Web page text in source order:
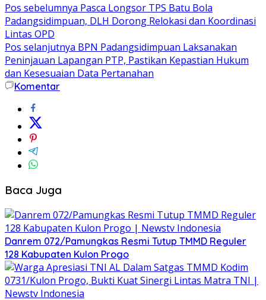
Pos sebelumnya Pasca Longsor TPS Batu Bola
Padangsidimpuan, DLH Dorong Relokasi dan Koordinasi
Lintas OPD
Pos selanjutnya BPN Padangsidimpuan Laksanakan
Peninjauan Lapangan PTP, Pastikan Kepastian Hukum
dan Kesesuaian Data Pertanahan
Komentar
Baca Juga
Danrem 072/Pamungkas Resmi Tutup TMMD Reguler
128 Kabupaten Kulon Progo